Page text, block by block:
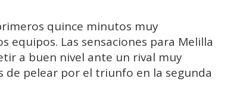
quince minutos muy
equipos. Las sensaciones para Melilla
a buen nivel ante un rival muy
de pelear por el triunfo en la segunda